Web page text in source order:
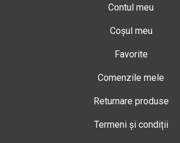
Contul meu
Coșul meu
Favorite
Comenzile mele
Returnare produse
Termeni și condiții